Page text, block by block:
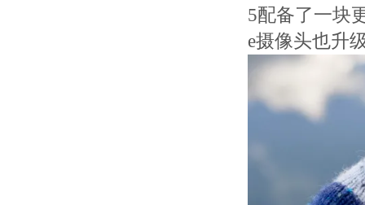
5配备了一块
e摄像头也升